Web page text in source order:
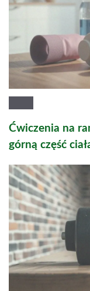
Ćwiczenia na
górną część